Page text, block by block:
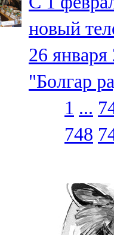
новый
26 января
"Болгар
1 ...
748